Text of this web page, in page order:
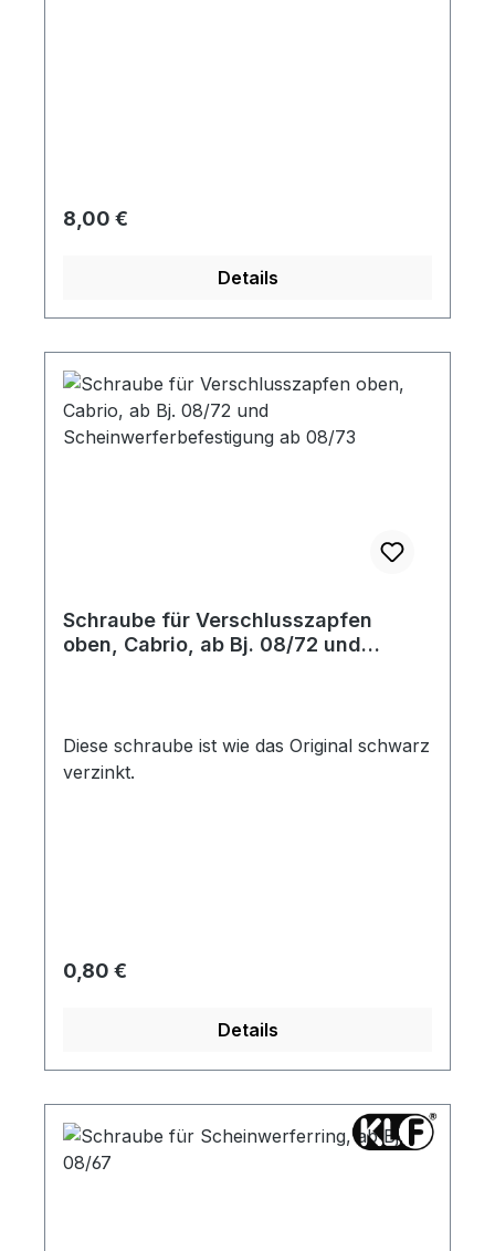
Regulärer Preis:
8,00 €
Details
Schraube für Verschlusszapfen
oben, Cabrio, ab Bj. 08/72 und
Diese schraube ist wie das Original schwarz
verzinkt.
Regulärer Preis:
0,80 €
Details